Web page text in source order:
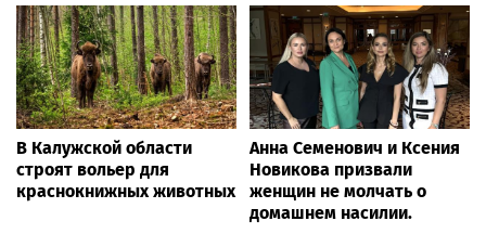
В Калужской области
строят вольер для
краснокнижных животных
Анна Семенович и Ксения
Новикова призвали
женщин не молчать о
домашнем насилии.